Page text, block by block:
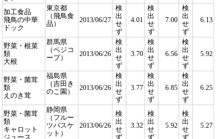
加工食品
飛鳥の中華
ドック
東京都
（飛鳥食
品）
2013/06/27
検
出
せ
ず
4.01
検
出
せ
ず
7.00
検
出
せ
ず
6.13
野菜・根菜
類
大根
群馬県
（ベジコ
ープ）
2013/06/26
検
出
せ
ず
3.70
検
出
せ
ず
6.56
検
出
せ
ず
5.92
野菜・菌茸
類
えのき茸
福島県
（吉田き
のこ園）
2013/06/26
検
出
せ
ず
3.77
検
出
せ
ず
6.85
検
出
せ
ず
6.25
野菜・菌茸
類
キャロット
ジュース
静岡県
（フルー
ツバスケ
ット）
2013/06/26
検
出
せ
ず
3.32
検
出
せ
ず
5.92
検
出
せ
ず
5.27